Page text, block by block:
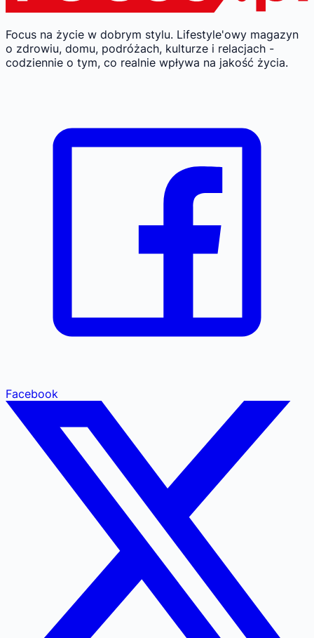
Focus na życie w dobrym stylu. Lifestyle'owy magazyn
o zdrowiu, domu, podróżach, kulturze i relacjach -
codziennie o tym, co realnie wpływa na jakość życia.
Facebook